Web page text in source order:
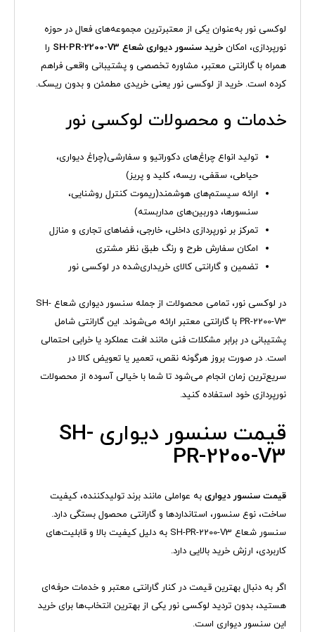
لوکسی نور به‌عنوان یکی از معتبرترین مجموعه‌های فعال در حوزه
نورپردازی، امکان خرید سنسور دیواری شعاع SH-PR-2200-V3
را
همراه با گارانتی معتبر، مشاوره تخصصی و پشتیبانی واقعی فراهم
کرده است. خرید از لوکسی نور یعنی خریدی مطمئن و بدون ریسک.
خدمات و محصولات لوکسی نور
تولید انواع چراغ‌های دکوراتیو و سفارشی(چراغ دیواری،
حیاطی، سقفی، ریسه، کلید و پریز)
ارائه سیستم‌های هوشمند(ریموت کنترل روشنایی،
سنسورها، دوربین‌های مداربسته)
تمرکز بر نورپردازی داخلی، خارجی، فضاهای تجاری و منازل
امکان سفارش طرح و رنگ طبق نظر مشتری
تضمین و گارانتی کالای خریداری‌شده در لوکسی نور
در لوکسی نور، تمامی محصولات از جمله سنسور دیواری شعاع SH-
PR-2200-V3 با گارانتی معتبر ارائه می‌شوند. این گارانتی شامل
پشتیبانی در برابر مشکلات فنی مانند افت عملکرد یا خرابی احتمالی
است. در صورت بروز هرگونه نقص، تعمیر یا تعویض کالا در
سریع‌ترین زمان انجام می‌شود تا شما با خیالی آسوده از محصولات
نورپردازی خود استفاده کنید.
قیمت سنسور دیواری SH-
PR-2200-V3
قیمت سنسور دیواری به عواملی مانند برند تولیدکننده، کیفیت
ساخت، نوع سنسور، استانداردها و گارانتی محصول بستگی دارد.
سنسور شعاع SH-PR-2200-V3 به دلیل کیفیت بالا و قابلیت‌های
کاربردی، ارزش خرید بالایی دارد.
اگر به دنبال بهترین قیمت در کنار گارانتی معتبر و خدمات حرفه‌ای
هستید، بدون تردید لوکسی نور یکی از بهترین انتخاب‌ها برای خرید
این سنسور دیواری است.